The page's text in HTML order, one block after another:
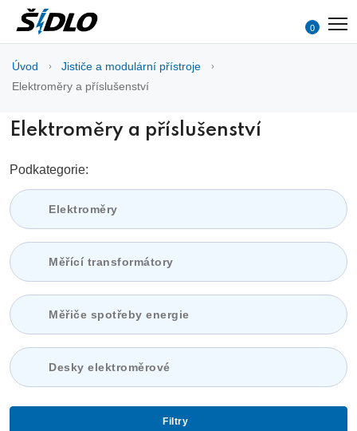
0
Úvod
Jističe a modulární přístroje
Elektroměry a příslušenství
Elektroměry a příslušenství
Podkategorie:
Elektroměry
Měřící transformátory
Měřiče spotřeby energie
Desky elektroměrové
Filtry